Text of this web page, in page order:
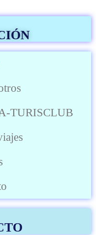
TURISCLUB